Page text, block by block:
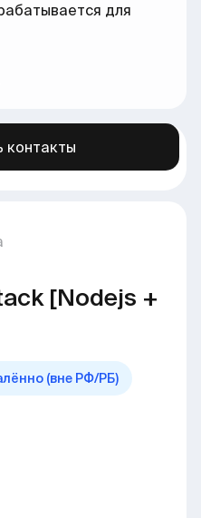
[Nodejs +
(вне РФ/РБ)
для
контакты
канале →